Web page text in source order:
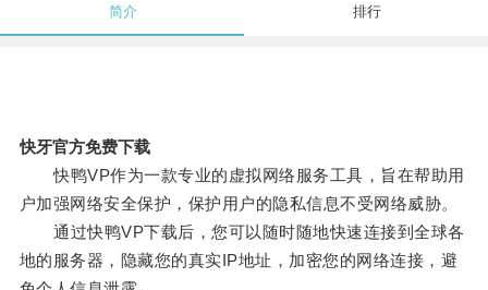
简介 排行
快牙官方免费下载
快鸭VP作为一款专业的虚拟网络服务工具，旨在帮助用
户加强网络安全保护，保护用户的隐私信息不受网络威胁。
通过快鸭VP下载后，您可以随时随地快速连接到全球各
地的服务器，隐藏您的真实IP地址，加密您的网络连接，避